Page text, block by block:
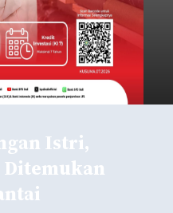
Istri,
Ditemukan